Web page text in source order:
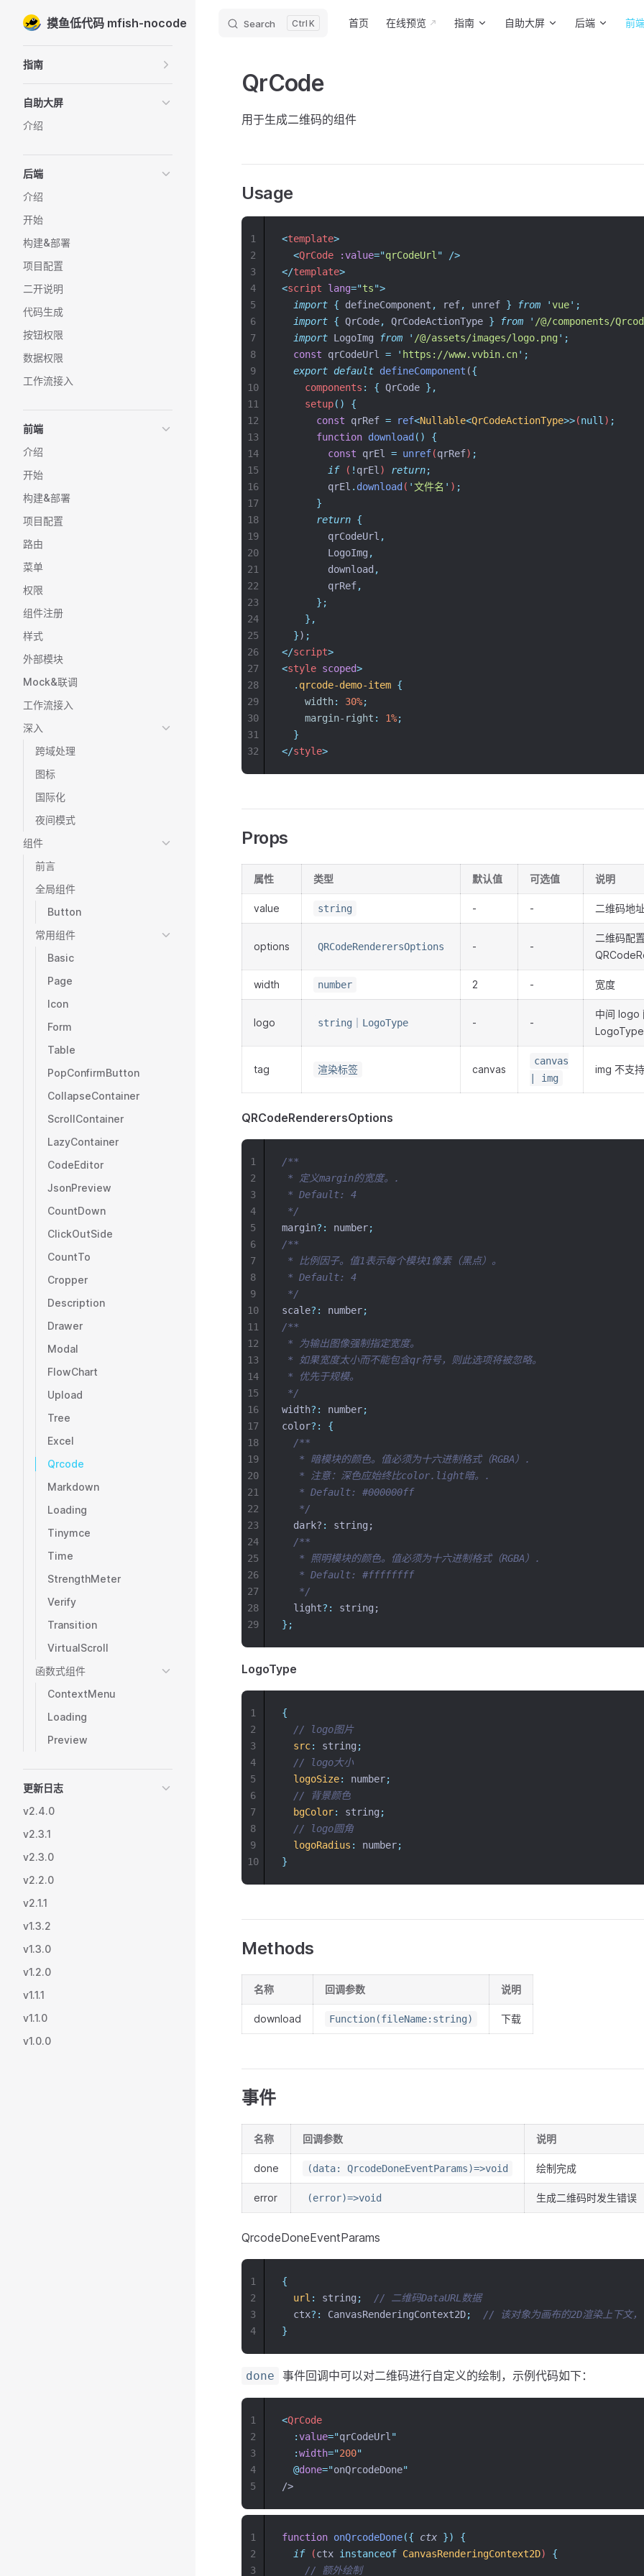
Skip to content
摸鱼低代码 mfish-nocode Search K 首页 在线预览 指南 自助大屏 后端 前
指南
自助大屏
介绍
后端
介绍
开始
构建&部署
项目配置
二开说明
代码生成
按钮权限
数据权限
工作流接入
前端
介绍
开始
构建&部署
项目配置
路由
菜单
权限
组件注册
样式
外部模块
Mock&联调
工作流接入
深入
跨域处理
图标
国际化
夜间模式
组件
前言
全局组件
Button
常用组件
Basic
Page
Icon
Form
Table
PopConfirmButton
CollapseContainer
ScrollContainer
LazyContainer
CodeEditor
JsonPreview
CountDown
ClickOutSide
CountTo
Cropper
Description
Drawer
Modal
FlowChart
Upload
Tree
Excel
Qrcode
Markdown
Loading
Tinymce
Time
StrengthMeter
Verify
Transition
VirtualScroll
函数式组件
ContextMenu
Loading
Preview
更新日志
v2.4.0
v2.3.1
v2.3.0
v2.2.0
v2.1.1
v1.3.2
v1.3.0
v1.2.0
v1.1.1
v1.1.0
v1.0.0
QrCode
用于生成二维码的组件
Usage
<template>
<QrCode :value="qrCodeUrl " />
</template>
<script lang="ts">
import { defineComponent , ref, unref } from 'vue' ;
import { QrCode, QrCodeActionType } from ' /@/components/
import LogoImg from ' /@/assets/images/logo.png ' ;
const qrCodeUrl = ' https://www.vvbin.cn' ;
export default defineComponent ({
components : { QrCode },
setup()
{
const
qrRef = ref<Nullable<QrCodeActionType>>(null ) ;
function download ()
{
const
qrEl = unref(qrRef) ;
if ( ! qrEl ) return;
qrEl . download ( '文件名 ' ) ;
}
return {
qrCodeUrl ,
LogoImg ,
download ,
qrRef,
};
},
}) ;
</script>
<style scoped>
. qrcode-demo-item {
width: 30%;
margin-right : 1%;
}
</style>
1
2
3
4
5
6
7
8
9
10
11
12
13
14
15
16
17
18
19
20
21
22
23
24
25
26
27
28
29
30
31
32
Props
属性 类型 默认值 可选值 说明
value string - - 二维码地
options QRCodeRenderersOptions - -
二维码配
width number 2 - 宽度
logo string｜LogoType - -
中间 logo
LogoType
tag 渲染标签 canvas
canvas
| img
img 不支
QRCodeRenderersOptions
/**
* 定义margin的宽度。.
* Default: 4
*/
margin?: number;
/**
* 比例因子。值1表示每个模块1像素（黑点）。
* Default: 4
*/
scale?: number;
/**
* 为输出图像强制指定宽度。
* 如果宽度太小而不能包含qr符号，则此选项将被忽略。
* 优先于规模。
*/
width?: number;
color?:
{
/**
   * 暗模块的颜色。值必须为十六进制格式（RGBA）.
   * 注意：深色应始终比color.light暗。.
   * Default: #000000ff
   */
  dark?
:
string;
/**
   * 照明模块的颜色。值必须为十六进制格式（RGBA）.
   * Default: #ffffffff
   */
  light
?:
string;
};
1
2
3
4
5
6
7
8
9
10
11
12
13
14
15
16
17
18
19
20
21
22
23
24
25
26
27
28
29
LogoType
{
// logo图片
src: string ;
// logo大小
logoSize: number;
// 背景颜色
bgColor: string ;
// logo圆角
logoRadius : number;
}
1
2
3
4
5
6
7
8
9
10
Methods
名称 回调参数 说明
download Function(fileName:string) 下载
事件
名称 回调参数 说明
done (data: QrcodeDoneEventParams)=>void 绘制完成
error (error)=>void 生成二维码时发生错误
QrcodeDoneEventParams
{
url : string ;
// 二维码DataURL数据
ctx?: CanvasRenderingContext2D;
// 该对象为画布的2D渲染上下文
}
1
2
3
4
done 事件回调中可以对二维码进行自定义的绘制，示例代码如下：
<QrCode
:value="qrCodeUrl "
:width="200"
@done="onQrcodeDone"
/>
1
2
3
4
5
function onQrcodeDone({ ctx })
{
if (ctx instanceof CanvasRenderingContext2D) {
// 额外绘制
1
2
3